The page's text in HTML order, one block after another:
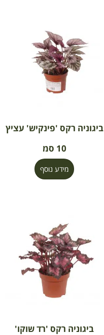
ביגוניה רקס 'פינקיש' עציץ
10 סמ
מידע נוסף
ביגוניה רקס 'רד שוקו'